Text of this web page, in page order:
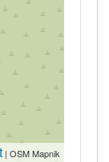
| OSM Mapnik